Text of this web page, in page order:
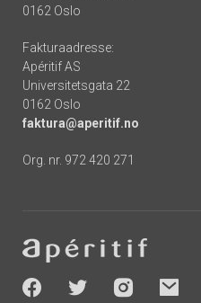
0162 Oslo
Fakturaadresse:
Apéritif AS
Universitetsgata 22
0162 Oslo
faktura@aperitif.no
Org. nr. 972 420 271
-